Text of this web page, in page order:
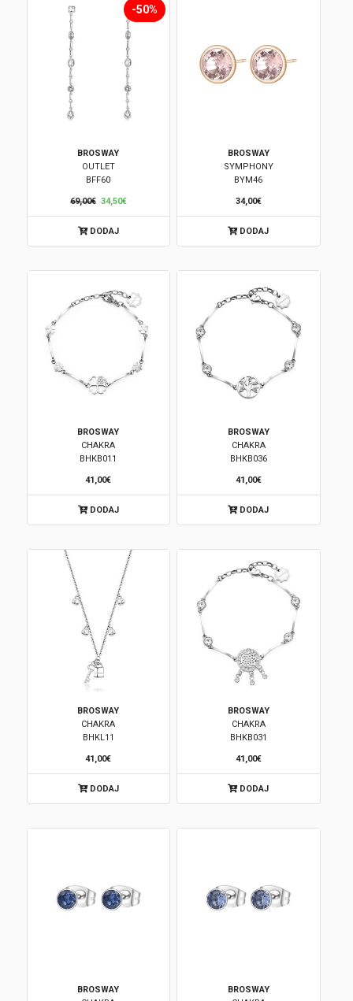
-50%
BROSWAY
OUTLET
BFF60
69,00€ 34,50€
DODAJ
BROSWAY
SYMPHONY
BYM46
34,00€
DODAJ
BROSWAY
CHAKRA
BHKB011
41,00€
DODAJ
BROSWAY
CHAKRA
BHKB036
41,00€
DODAJ
BROSWAY
CHAKRA
BHKL11
41,00€
DODAJ
BROSWAY
CHAKRA
BHKB031
41,00€
DODAJ
BROSWAY
BROSWAY